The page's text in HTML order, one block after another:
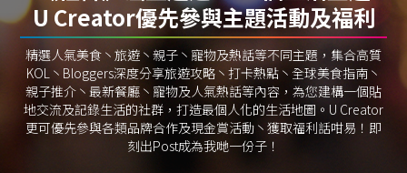
U Creator優先參與主題活動及福利
精選人氣美食丶旅遊丶親子丶寵物及熱話等不同主題，集合高質
KOL丶Bloggers深度分享旅遊攻略丶打卡熱點丶全球美食指南丶
親子推介丶最新餐廳丶寵物及人氣熱話等內容，為您建構一個貼
地交流及記錄生活的社群，打造最個人化的生活地圖。U Creator
更可優先參與各類品牌合作及現金賞活動丶獲取福利話咁易！即
刻出Post成為我哋一份子！